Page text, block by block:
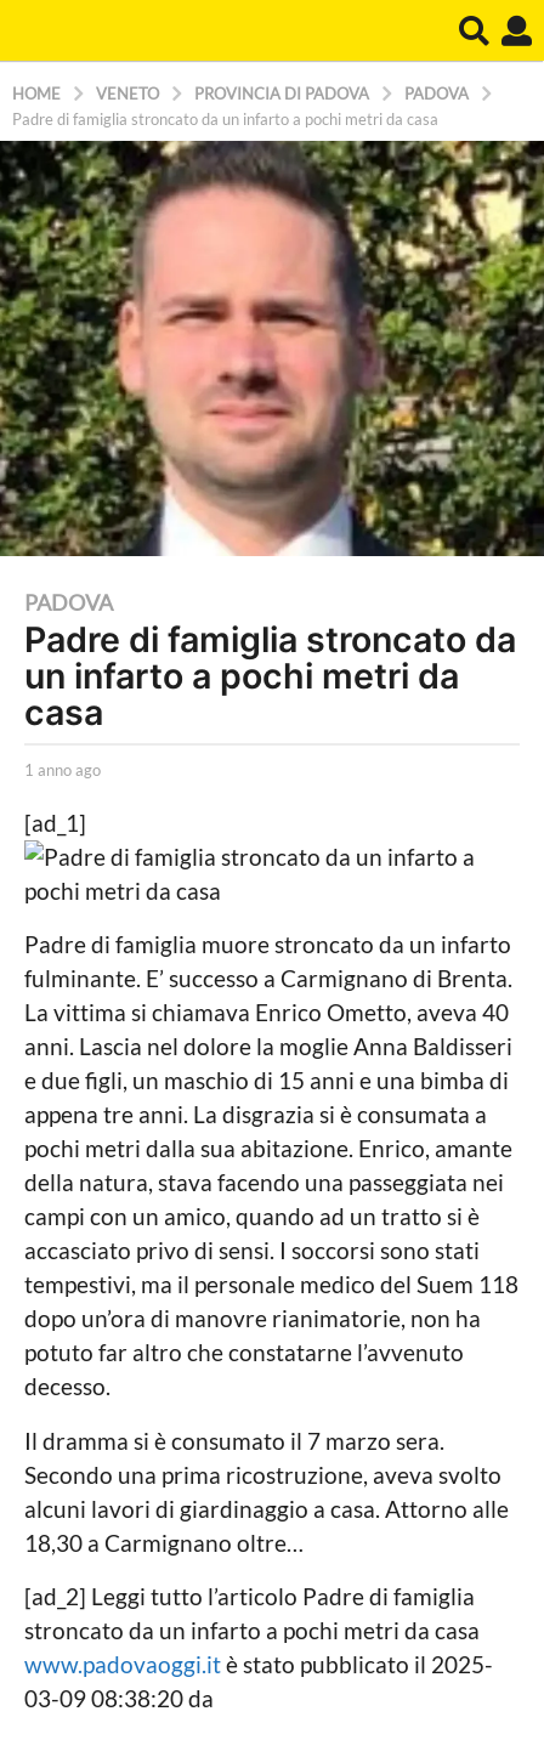
HOME VENETO PROVINCIA DI PADOVA
PADOVA
Padre di famiglia stroncato da un infarto a pochi metri da casa
1
a
n
n
a
o
a
n
n
o
a
g
o
PADOVA
Padre di famiglia stroncato da
un infarto a pochi metri da
casa
b
L
a
P
o
l
i
t
i
c
a
L
o
c
a
l
e
1 anno ago
o
a
o
[ad_1]
Padre di famiglia muore stroncato da un infarto
fulminante. E’ successo a Carmignano di Brenta.
La vittima si chiamava Enrico Ometto, aveva 40
anni. Lascia nel dolore la moglie Anna Baldisseri
e due figli, un maschio di 15 anni e una bimba di
appena tre anni. La disgrazia si è consumata a
pochi metri dalla sua abitazione. Enrico, amante
della natura, stava facendo una passeggiata nei
campi con un amico, quando ad un tratto si è
accasciato privo di sensi. I soccorsi sono stati
tempestivi, ma il personale medico del Suem 118
dopo un’ora di manovre rianimatorie, non ha
potuto far altro che constatarne l’avvenuto
decesso.
Il dramma si è consumato il 7 marzo sera.
Secondo una prima ricostruzione, aveva svolto
alcuni lavori di giardinaggio a casa. Attorno alle
18,30 a Carmignano oltre…
[ad_2] Leggi tutto l’articolo Padre di famiglia
stroncato da un infarto a pochi metri da casa
www.padovaoggi.itè stato pubblicato il 2025-
03-09 08:38:20 da